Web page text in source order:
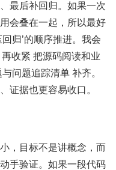
最后补回归。如果一次
会叠在一起，所以最好
归’的顺序推进。我会
收紧 把源码阅读和业
问题追踪清单 补齐。
证据也更容易收口。
，目标不是讲概念，而
手验证。如果一段代码